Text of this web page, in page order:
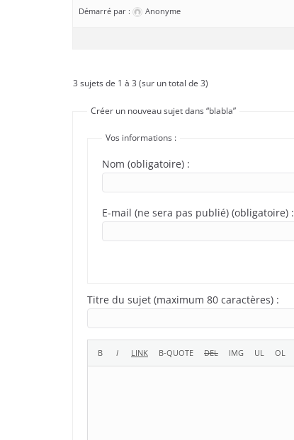
Démarré par : Anonyme
3 sujets de 1 à 3 (sur un total de 3)
Créer un nouveau sujet dans “blabla”
Vos informations :
Nom (obligatoire) :
E-mail (ne sera pas publié) (obligatoire) :
Titre du sujet (maximum 80 caractères) :